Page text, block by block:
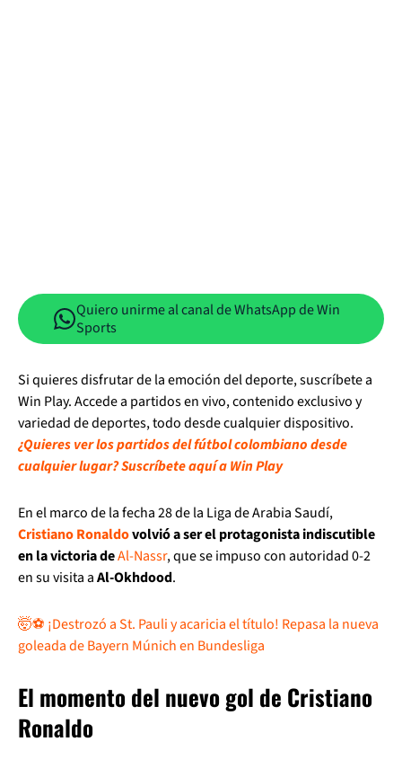
Quiero unirme al canal de WhatsApp de Win
Sports
Si quieres disfrutar de la emoción del deporte, suscríbete a
Win Play. Accede a partidos en vivo, contenido exclusivo y
variedad de deportes, todo desde cualquier dispositivo.
¿Quieres ver los partidos del fútbol colombiano desde
cualquier lugar? Suscríbete aquí a Win Play
En el marco de la fecha 28 de la Liga de Arabia Saudí,
Cristiano Ronaldovolvió a ser el protagonista indiscutible
en la victoria deAl-Nassr, que se impuso con autoridad 0-2
en su visita aAl-Okhdood.
🤯⚽ ¡Destrozó a St. Pauli y acaricia el título! Repasa la nueva
goleada de Bayern Múnich en Bundesliga
El momento del nuevo gol de Cristiano
Ronaldo